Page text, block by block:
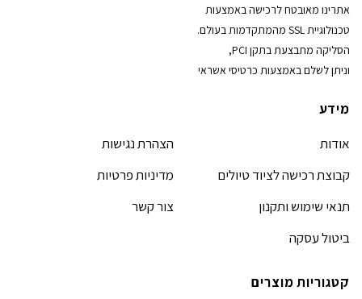
אתרינו מאובטח לרכישה באמצעות
טכנולוגיית SSL מהמתקדמות בעולם.
הסליקה מתבצעת בתקן PCI,
וניתן לשלם באמצעות כרטיסי אשראי
מידע
אודות
קבוצת רכישה לציוד טיולים
תנאי שימוש ותקנון
ביטול עסקה
הצהרת נגישות
מדיניות פרטיות
צור קשר
קטגוריות מוצרים